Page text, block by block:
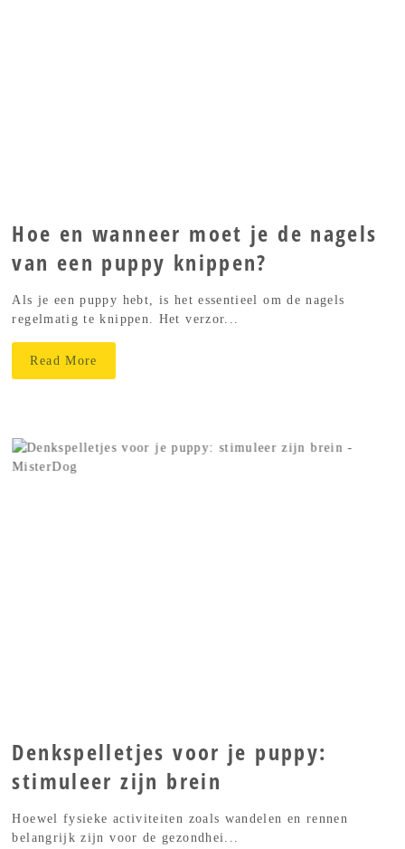
Hoe en wanneer moet je de nagels
van een puppy knippen?
Als je een puppy hebt, is het essentieel om de nagels
regelmatig te knippen. Het verzor...
Read More
Denkspelletjes voor je puppy:
stimuleer zijn brein
Hoewel fysieke activiteiten zoals wandelen en rennen
belangrijk zijn voor de gezondhei...